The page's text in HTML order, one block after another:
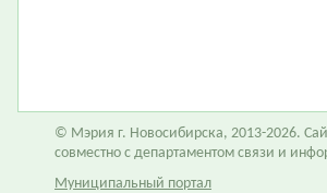
© Мэрия г. Новосибирска, 2013-2026.
совместно с департаментом связи и
Муниципальный портал